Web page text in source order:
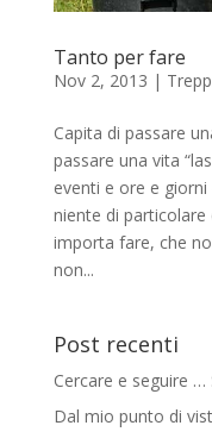
Tanto per fare
Nov 2, 2013 |
Capita di passare
passare una vita
eventi e ore e
niente di
importa fare, che
non...
Post recenti
Cercare e seguire …
Dal mio punto di